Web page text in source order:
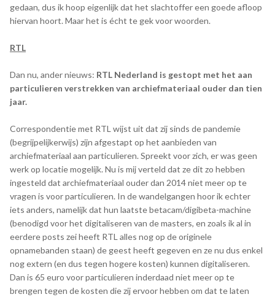
gedaan, dus ik hoop eigenlijk dat het slachtoffer een goede afloop
hiervan hoort. Maar het is écht te gek voor woorden.
RTL
Dan nu, ander nieuws: RTL Nederland is gestopt met het aan
particulieren verstrekken van archiefmateriaal ouder dan tien
jaar.
Correspondentie met RTL wijst uit dat zij sinds de pandemie
(begrijpelijkerwijs) zijn afgestapt op het aanbieden van
archiefmateriaal aan particulieren. Spreekt voor zich, er was geen
werk op locatie mogelijk. Nu is mij verteld dat ze dit zo hebben
ingesteld dat archiefmateriaal ouder dan 2014 niet meer op te
vragen is voor particulieren. In de wandelgangen hoor ik echter
iets anders, namelijk dat hun laatste betacam/digibeta-machine
(benodigd voor het digitaliseren van de masters, en zoals ik al in
eerdere posts zei heeft RTL alles nog op de originele
opnamebanden staan) de geest heeft gegeven en ze nu dus enkel
nog extern (en dus tegen hogere kosten) kunnen digitaliseren.
Dan is 65 euro voor particulieren inderdaad niet meer op te
brengen tegen de kosten die zij ervoor hebben om dat te laten